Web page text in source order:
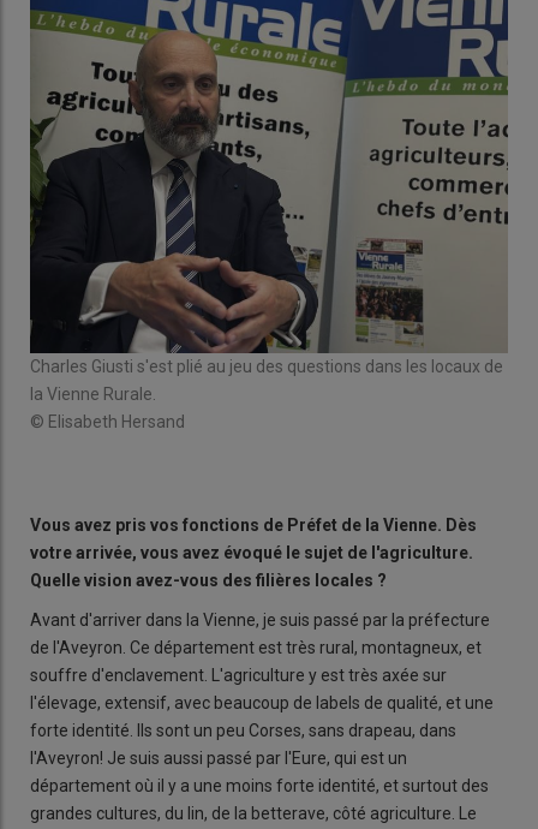
Charles Giusti s'est plié au jeu des questions dans les locaux de
la Vienne Rurale.
© Elisabeth Hersand
Vous avez pris vos fonctions de Préfet de la Vienne. Dès
votre arrivée, vous avez évoqué le sujet de l'agriculture.
Quelle vision avez-vous des filières locales ?
Avant d'arriver dans la Vienne, je suis passé par la préfecture
de l'Aveyron. Ce département est très rural, montagneux, et
souffre d'enclavement. L'agriculture y est très axée sur
l'élevage, extensif, avec beaucoup de labels de qualité, et une
forte identité. Ils sont un peu Corses, sans drapeau, dans
l'Aveyron! Je suis aussi passé par l'Eure, qui est un
département où il y a une moins forte identité, et surtout des
grandes cultures, du lin, de la betterave, côté agriculture. Le